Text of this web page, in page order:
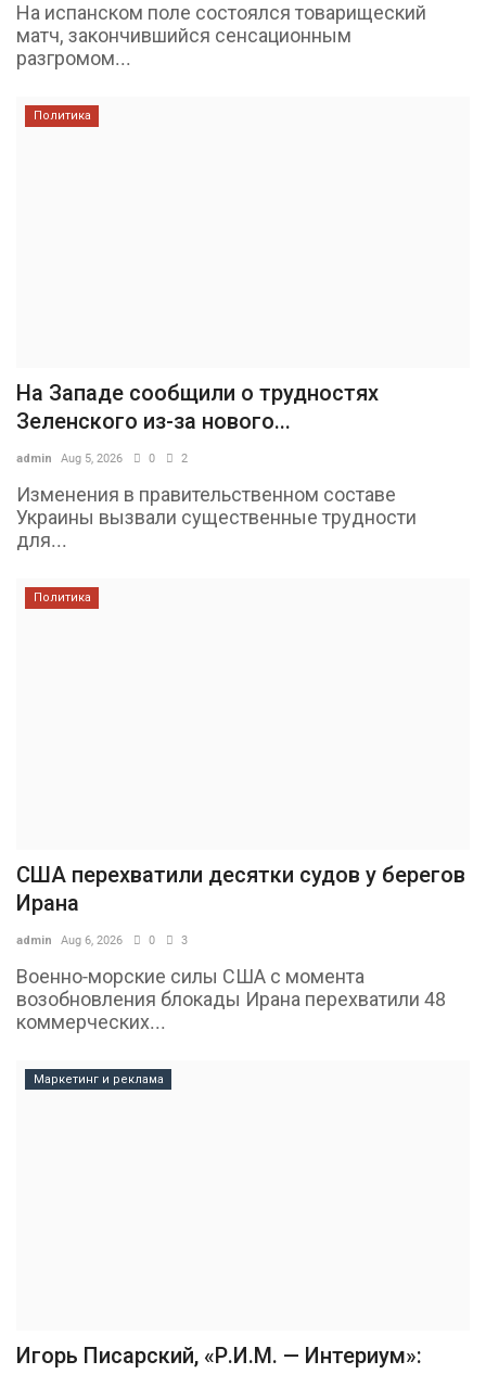
На испанском поле состоялся товарищеский
матч, закончившийся сенсационным
разгромом...
Политика
На Западе сообщили о трудностях
Зеленского из-за нового...
admin Aug 5, 2026 0 2
Изменения в правительственном составе
Украины вызвали существенные трудности
для...
Политика
США перехватили десятки судов у берегов
Ирана
admin Aug 6, 2026 0 3
Военно-морские силы США с момента
возобновления блокады Ирана перехватили 48
коммерческих...
Маркетинг и реклама
Игорь Писарский, «Р.И.М. — Интериум»: